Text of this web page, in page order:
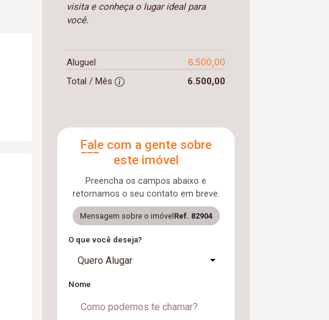
visita e conheça o lugar ideal para
você.
Aluguel 6.500,00
Total / Mês 6.500,00
Fale com a gente sobre
este imóvel
Preencha os campos abaixo e
retornamos o seu contato em breve.
Mensagem sobre o imóvel Ref. 82904
O que você deseja?
Quero Alugar
Nome